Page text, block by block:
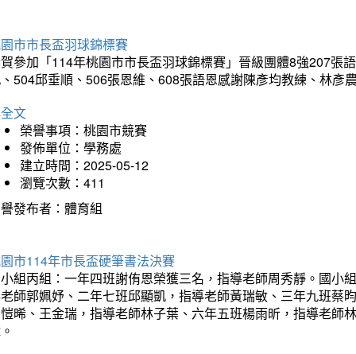
市市長盃羽球錦標賽
參加「114年桃園市市長盃羽球錦標賽」晉級團體8強207張
504邱垂順、506張恩維、608張語恩感謝陳彥均教練、林彥
文
榮譽事項：桃園市競賽
發佈單位：學務處
建立時間：2025-05-12
瀏覽次數：411
發布者：體育組
市114年市長盃硬筆書法決賽
組丙組：一年四班謝侑恩榮獲三名，指導老師周秀靜。國小
師郭姵妤、二年七班邱顯凱，指導老師黃瑞敏、三年九班蔡
晞、王金瑞，指導老師林子葉、六年五班楊雨昕，指導老師